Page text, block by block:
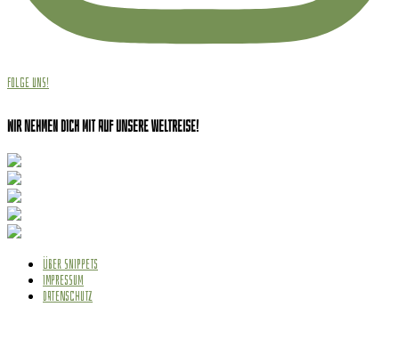
Folge uns!
Wir nehmen dich mit auf unsere Weltreise!
ÜBER SNIPPETS
IMPRESSUM
DATENSCHUTZ